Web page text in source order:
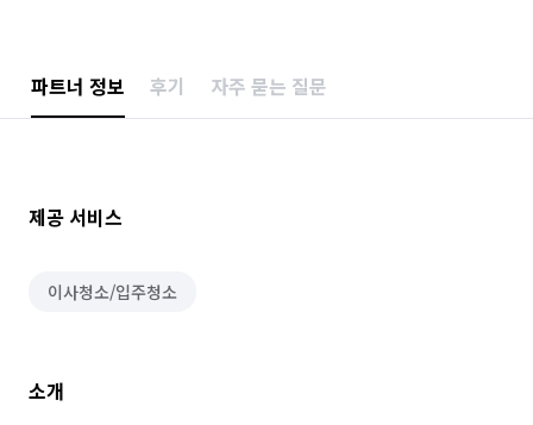
파트너 정보 후기 자주 묻는 질문
제공 서비스
이사청소/입주청소
소개